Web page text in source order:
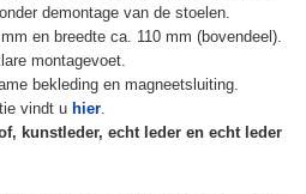
demontage van de stoelen.
en breedte ca. 110 mm (bovendeel).
montagevoet.
bekleding en magneetsluiting.
vindt u hier.
kunstleder, echt leder en echt leder